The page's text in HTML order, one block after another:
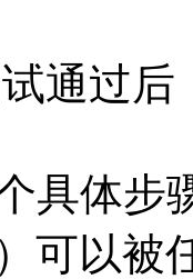
过后
体步骤
可以